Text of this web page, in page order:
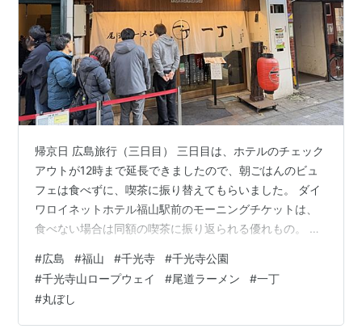
帰京日 広島旅行（三日目） 三日目は、ホテルのチェック
アウトが12時まで延長できましたので、朝ごはんのビュ
フェは食べずに、喫茶に振り替えてもらいました。 ダイ
ワロイネットホテル福山駅前のモーニングチケットは、
食べない場合は同額の喫茶に振り返られる優れもの。 し
くにある「尾道ラーメン 一丁」さんでブランチのラーメ
ンをいただくことに。 11時開店のため、10時50分に伺い
ましたが、既に数名が並ばれており、開店5分前には長蛇
の列になっていました。 広島旅行（三日目） 私たちは、
#広島 #福山 #千光寺 #千光寺公園
#千光寺山ロープウェイ #尾道ラーメン #一丁
#丸ぼし